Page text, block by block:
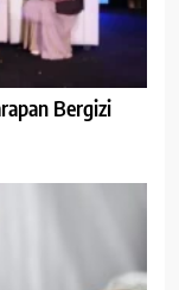
Bergizi